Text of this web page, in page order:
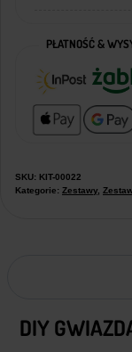
PŁATNOŚĆ &
SKU: KIT-00022
Kategorie: Zestawy
DIY